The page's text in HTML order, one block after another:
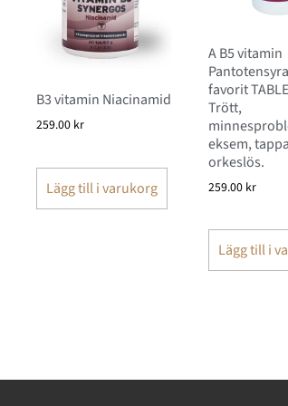
B3 vitamin Niacinamid
259.00 kr
Lägg till i varukorg
A B5 vitamin
favorit
Trött,
eksem,
orkeslös.
259.00 kr
Lägg till i